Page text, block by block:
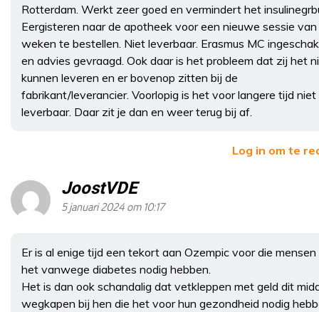
Rotterdam. Werkt zeer goed en vermindert het
Eergisteren naar de apotheek voor een nieuwe sessie
weken te bestellen. Niet leverbaar. Erasmus MC
en advies gevraagd. Ook daar is het probleem dat zij het
kunnen leveren en er bovenop zitten bij de
fabrikant/leverancier. Voorlopig is het voor langere tijd niet
leverbaar. Daar zit je dan en weer terug bij af.
Log in om te
JoostVDE
5 januari 2024 om 10:17
Er is al enige tijd een tekort aan Ozempic voor die mensen
het vanwege diabetes nodig hebben.
Het is dan ook schandalig dat vetkleppen met geld dit
wegkapen bij hen die het voor hun gezondheid nodig